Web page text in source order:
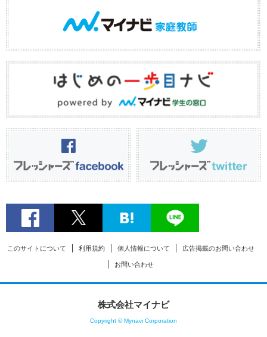
このサイトについて 利用規約 個人情報について 広告掲載のお問い合わせ
お問い合わせ
株式会社マイナビ
Copyright © Mynavi Corporation